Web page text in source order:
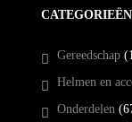
CATEGORIEËN
Gereedschap
Helmen en
Onderdelen